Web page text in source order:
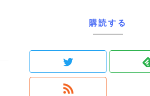
購読する